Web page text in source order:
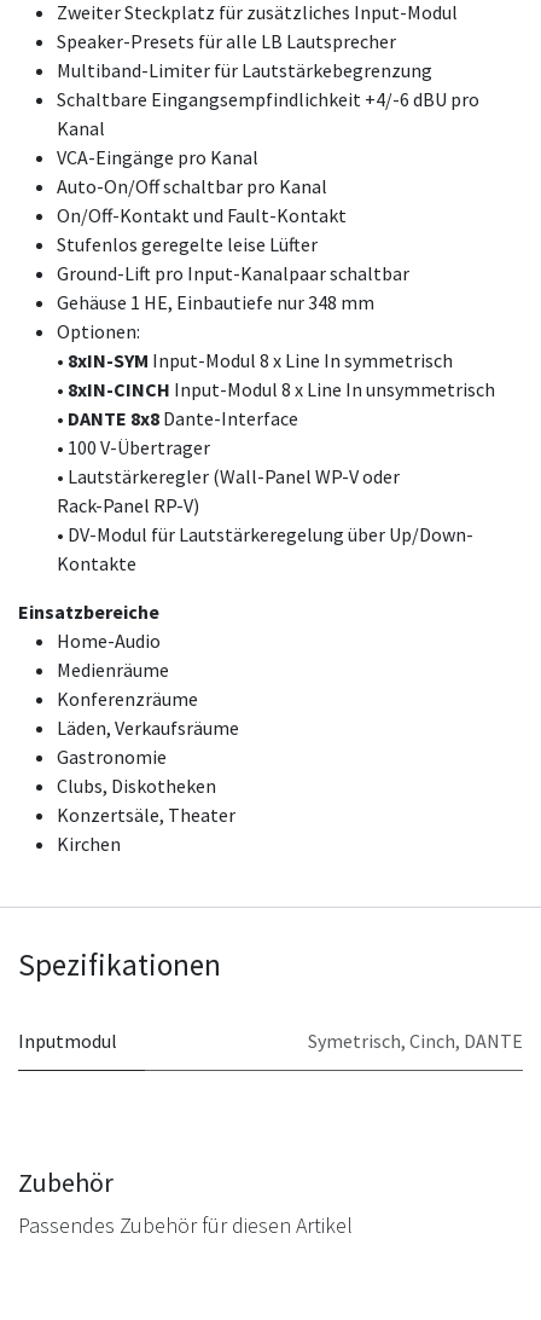
Zweiter Steckplatz für zusätzliches Input-Modul
Speaker-Presets für alle LB Lautsprecher
Multiband-Limiter für Lautstärkebegrenzung
Schaltbare Eingangsempfindlichkeit +4/-6 dBU pro
Kanal
VCA-Eingänge pro Kanal
Auto-On/Off schaltbar pro Kanal
On/Off-Kontakt und Fault-Kontakt
Stufenlos geregelte leise Lüfter
Ground-Lift pro Input-Kanalpaar schaltbar
Gehäuse 1 HE, Einbautiefe nur 348 mm
Optionen:
• 8xIN-SYM Input-Modul 8 x Line In symmetrisch
• 8xIN-CINCH Input-Modul 8 x Line In unsymmetrisch
• DANTE 8x8 Dante-Interface
• 100 V-Übertrager
• Lautstärkeregler (Wall-Panel WP-V oder
Rack-Panel RP-V)
• DV-Modul für Lautstärkeregelung über Up/Down-
Kontakte
Einsatzbereiche
Home-Audio
Medienräume
Konferenzräume
Läden, Verkaufsräume
Gastronomie
Clubs, Diskotheken
Konzertsäle, Theater
Kirchen
Spezifikationen
Inputmodul Symetrisch, Cinch, DANTE
Zubehör
Passendes Zubehör für diesen Artikel